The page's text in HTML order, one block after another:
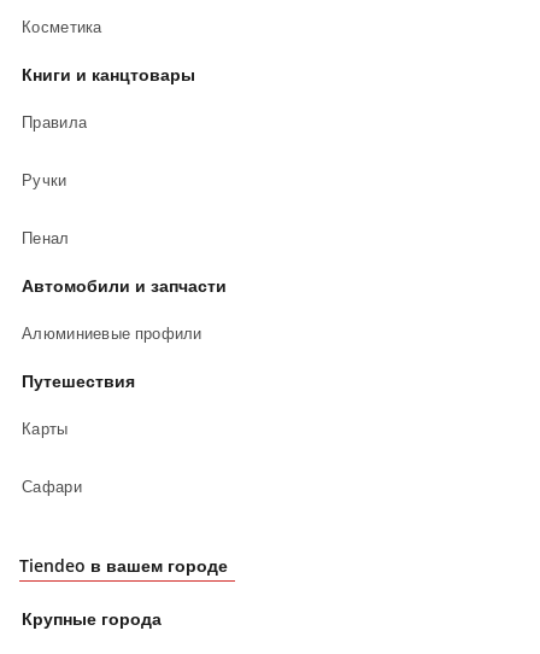
Косметика
Книги и канцтовары
Правила
Ручки
Пенал
Автомобили и запчасти
Алюминиевые профили
Путешествия
Карты
Сафари
Tiendeo в вашем городе
Крупные города